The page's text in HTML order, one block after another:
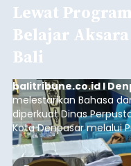
Lewat
Belajar
Bali
balitribune.co.id I
melestarikan Bahasa
diperkuat Dinas
Kota Denpasar melalui
Perpustakaan Berbasis
Tahun ini, sebanyak 63